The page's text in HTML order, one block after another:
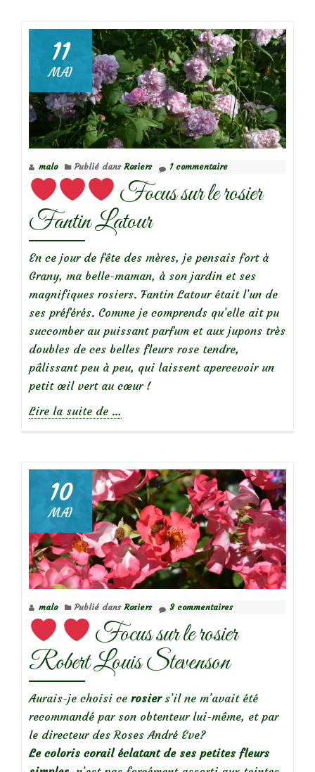
Focus
sur
le
rosier
Diamant
11
MAI
malo Publié dans Rosiers 1 commentaire
Focus sur le rosier
Fantin Latour
En ce jour de fête des mères, je pensais fort à
Grany, ma belle-maman, à son jardin et ses
magnifiques rosiers. Fantin Latour était l’un de
ses préférés. Comme je comprends qu’elle ait pu
succomber au puissant parfum et aux jupons très
doubles de ces belles fleurs rose tendre,
pâlissant peu à peu, qui laissent apercevoir un
petit œil vert au cœur !
Lire la suite de
Focus
sur
le
rosier
Fantin
Latour
…
10
MAI
malo Publié dans Rosiers 3 commentaires
Focus sur le rosier
Robert Louis Stevenson
Aurais-je choisi ce rosiers’il ne m’avait été
recommandé par son obtenteur lui-même, et par
le directeur des Roses André Eve?
Le coloris corail éclatant de ses petites fleurs